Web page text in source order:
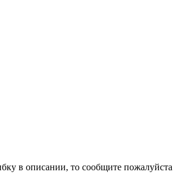
в описании, то сообщите пожалуйста